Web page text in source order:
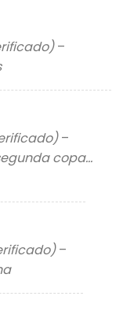
–
–
copa…
–